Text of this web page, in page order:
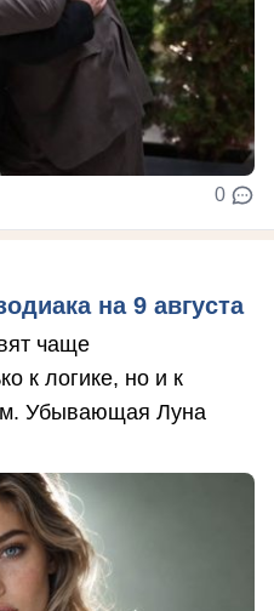
0
на 9 августа
чаще
к логике, но и к
Убывающая Луна